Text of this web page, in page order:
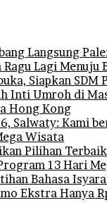
Langsung
Lagi Menuju
Siapkan SDM
Inti Umroh di
Hong Kong
Salwaty: Kami
Wisata
Pilihan
13 Hari
Bahasa
Ekstra Hanya